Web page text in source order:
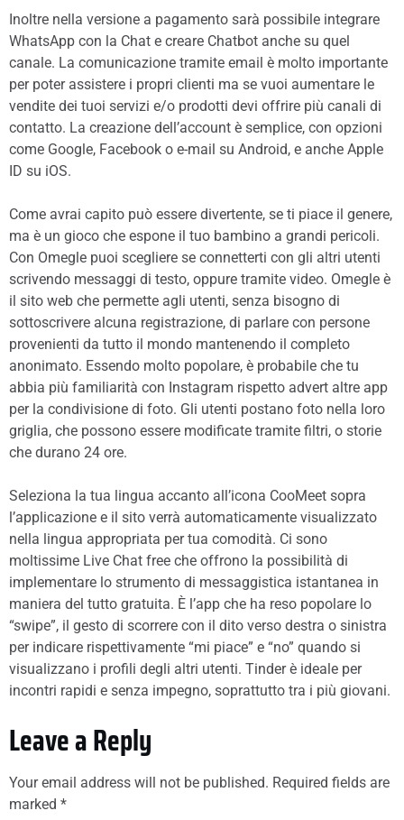
Inoltre nella versione a pagamento sarà possibile integrare
WhatsApp con la Chat e creare Chatbot anche su quel
canale. La comunicazione tramite email è molto importante
per poter assistere i propri clienti ma se vuoi aumentare le
vendite dei tuoi servizi e/o prodotti devi offrire più canali di
contatto. La creazione dell’account è semplice, con opzioni
come Google, Facebook o e-mail su Android, e anche Apple
ID su iOS.
Come avrai capito può essere divertente, se ti piace il genere,
ma è un gioco che espone il tuo bambino a grandi pericoli.
Con Omegle puoi scegliere se connetterti con gli altri utenti
scrivendo messaggi di testo, oppure tramite video. Omegle è
il sito web che permette agli utenti, senza bisogno di
sottoscrivere alcuna registrazione, di parlare con persone
provenienti da tutto il mondo mantenendo il completo
anonimato. Essendo molto popolare, è probabile che tu
abbia più familiarità con Instagram rispetto advert altre app
per la condivisione di foto. Gli utenti postano foto nella loro
griglia, che possono essere modificate tramite filtri, o storie
che durano 24 ore.
Seleziona la tua lingua accanto all’icona CooMeet sopra
l’applicazione e il sito verrà automaticamente visualizzato
nella lingua appropriata per tua comodità. Ci sono
moltissime Live Chat free che offrono la possibilità di
implementare lo strumento di messaggistica istantanea in
maniera del tutto gratuita. È l’app che ha reso popolare lo
“swipe”, il gesto di scorrere con il dito verso destra o sinistra
per indicare rispettivamente “mi piace” e “no” quando si
visualizzano i profili degli altri utenti. Tinder è ideale per
incontri rapidi e senza impegno, soprattutto tra i più giovani.
Leave a Reply
Your email address will not be published. Required fields are
marked *